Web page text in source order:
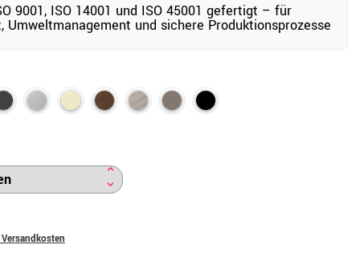
9001, ISO 14001 und ISO 45001 gefertigt – für
Umweltmanagement und sichere Produktionsprozesse